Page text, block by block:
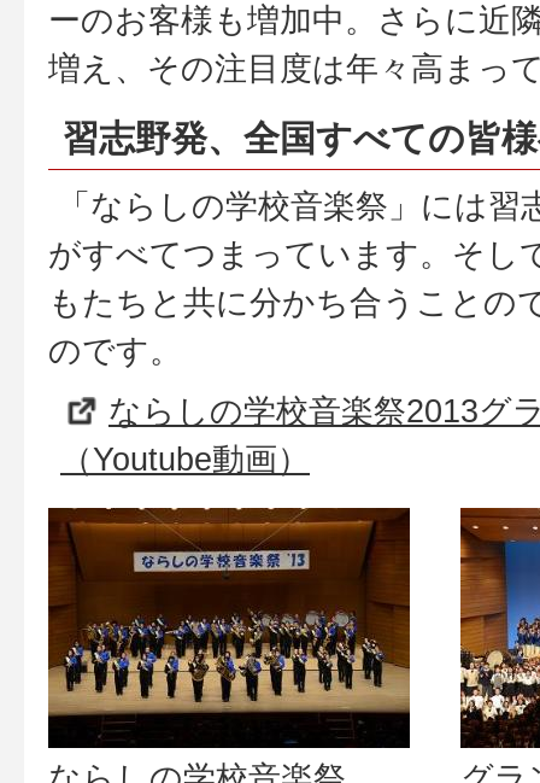
ーのお客様も増加中。さらに近
増え、その注目度は年々高まっ
習志野発、全国すべての皆
「ならしの学校音楽祭」には習
がすべてつまっています。そし
もたちと共に分かち合うことの
のです。
ならしの学校音楽祭2013グ
（Youtube動画）